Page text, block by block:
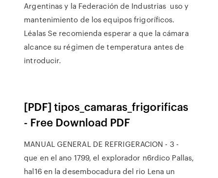
Argentinas y la Federación de Industrias uso y
mantenimiento de los equipos frigoríficos.
Léalas Se recomienda esperar a que la cámara
alcance su régimen de temperatura antes de
introducir.
[PDF] tipos_camaras_frigorificas
- Free Download PDF
MANUAL GENERAL DE REFRIGERACION - 3 -
que en el ano 1799, el explorador n6rdico Pallas,
hal16 en la desembocadura del rio Lena un